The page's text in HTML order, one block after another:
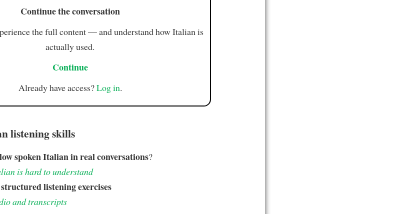
Continue the conversation
the full content — and understand how Italian is
actually used.
Continue
Already have access?Log in.
listening skills
spoken Italian in real conversations?
is hard to understand
structured listening exercises
and transcripts